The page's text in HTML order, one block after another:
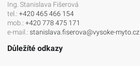
Ing. Stanislava Fišerová
tel.: +420 465 466 154
mob.: +420 778 475 171
e-mail.: stanislava.fiserova@vysoke-myto.cz
Důležíté odkazy